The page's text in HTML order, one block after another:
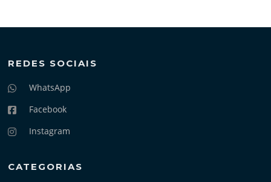
REDES SOCIAIS
WhatsApp
Facebook
Instagram
CATEGORIAS